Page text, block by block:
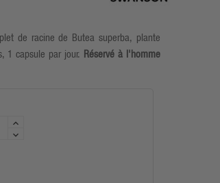
de racine de Butea superba, plante
1 capsule par jour. Réservé à l'homme